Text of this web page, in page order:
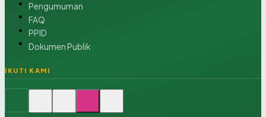
Pengumuman
FAQ
PPID
Dokumen Publik
IKUTI KAMI